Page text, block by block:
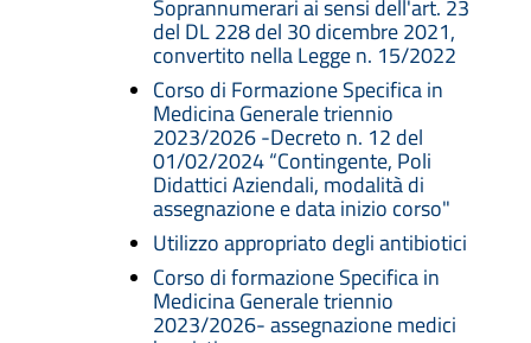
Soprannumerari ai sensi dell'art. 23
del DL 228 del 30 dicembre 2021,
convertito nella Legge n. 15/2022
Corso di Formazione Specifica in
Medicina Generale triennio
2023/2026 -Decreto n. 12 del
01/02/2024 “Contingente, Poli
Didattici Aziendali, modalità di
assegnazione e data inizio corso"
Utilizzo appropriato degli antibiotici
Corso di formazione Specifica in
Medicina Generale triennio
2023/2026- assegnazione medici